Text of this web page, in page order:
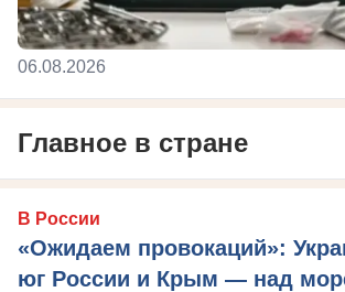
06.08.2026
Главное в стране
В России
«Ожидаем провокаций»:
юг России и Крым — над